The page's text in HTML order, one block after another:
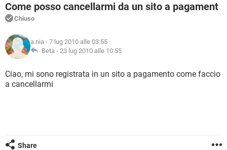
INSTAGRAM WHATSAPP
TIKTOK
HARDWARE
iOS
INSTAGRAM
TIKTOK FACEBOOK
COVID-19 GAMING
INTRATTENIMENTO
iOS
INSTAGRAM
TIKTOK FACEBOOK
FORUM
COVID-19
INTRATTENIMENTO ANDROID
INSTAGRAM
GLOSSARIO
COVID-19
INTRATTENIMENTO ANDROID
HARDWARE
Come posso cancellarmi da un sito a pagament
Chiuso
a.nia - 7 lug 2010 alle 03:55
Beta - 23 lug 2010 alle 10:55
Ciao, mi sono registrata in un sito a pagamento come faccio
a cancellarmi
Share